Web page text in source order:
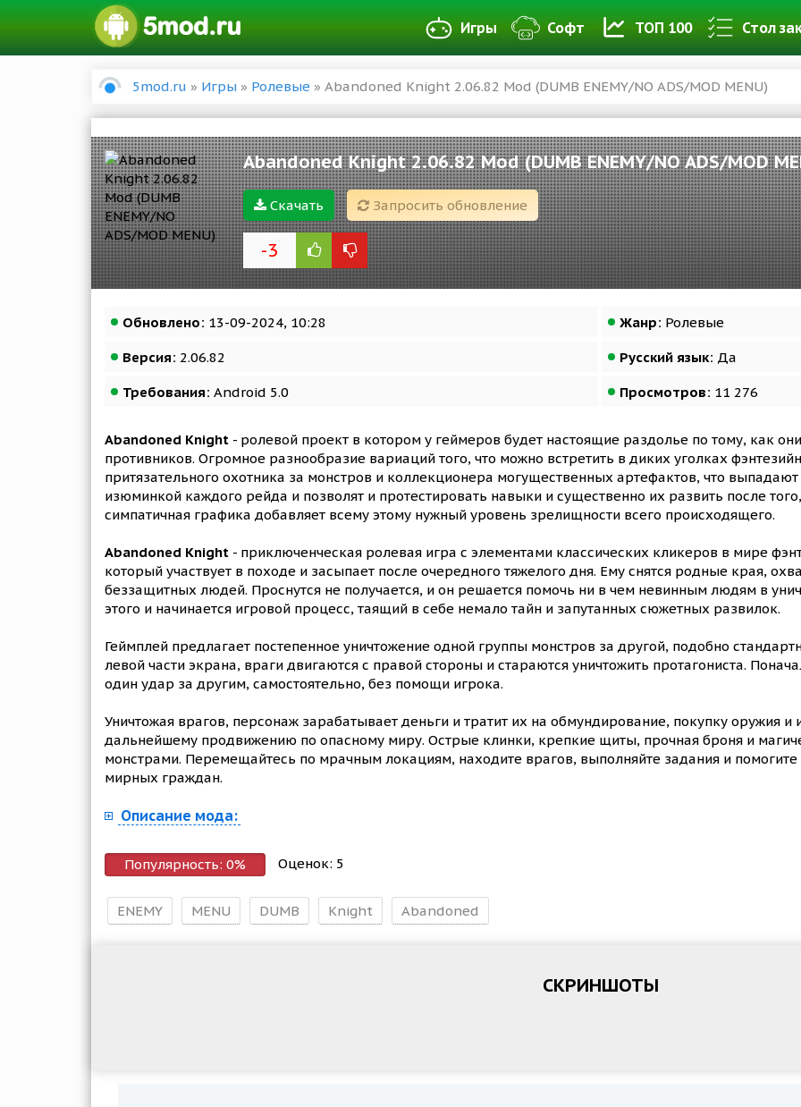
Игры Софт ТОП 100 Стол
5mod.ru » Игры » Ролевые » Abandoned Knight 2.06.82 Mod (DUMB ENEMY/NO ADS/MOD MENU)
Abandoned Knight 2.06.82 Mod (DUMB ENEMY/NO ADS/MOD
Скачать Запросить обновление
-3
Обновлено: 13-09-2024, 10:28 Жанр: Ролевые
Версия: 2.06.82 Русский язык: Да
Требования: Android 5.0 Просмотров: 11 276
Abandoned Knight - ролевой проект в котором у геймеров будет настоящие раздолье по тому, как
противников. Огромное разнообразие вариаций того, что можно встретить в диких уголках
притязательного охотника за монстров и коллекционера могущественных артефактов, что
изюминкой каждого рейда и позволят и протестировать навыки и существенно их развить после
симпатичная графика добавляет всему этому нужный уровень зрелищности всего происходящего.
Abandoned Knight - приключенческая ролевая игра с элементами классических кликеров в мире
который участвует в походе и засыпает после очередного тяжелого дня. Ему снятся родные края,
беззащитных людей. Проснутся не получается, и он решается помочь ни в чем невинным людям в
этого и начинается игровой процесс, таящий в себе немало тайн и запутанных сюжетных развилок.
Геймплей предлагает постепенное уничтожение одной группы монстров за другой, подобно
левой части экрана, враги двигаются с правой стороны и стараются уничтожить протагониста.
один удар за другим, самостоятельно, без помощи игрока.
Уничтожая врагов, персонаж зарабатывает деньги и тратит их на обмундирование, покупку оружия
дальнейшему продвижению по опасному миру. Острые клинки, крепкие щиты, прочная броня и
монстрами. Перемещайтесь по мрачным локациям, находите врагов, выполняйте задания и
мирных граждан.
Описание мода:
Популярность: 0% Оценок: 5
ENEMY MENU DUMB Knight Abandoned
СКРИНШОТЫ